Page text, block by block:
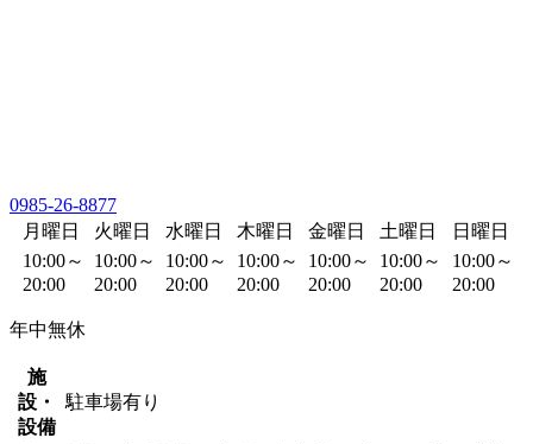
0985-26-8877
月曜日
火曜日 水曜日 木曜日 金曜日 土曜日
日曜日
10:00～
20:00
10:00～
20:00
10:00～
20:00
10:00～
20:00
10:00～
20:00
10:00～
20:00
10:00～
20:00
年中無休
施
設・
設備
駐車場有り